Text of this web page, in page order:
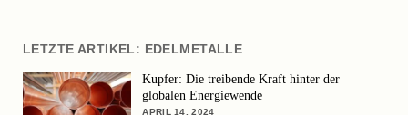
LETZTE ARTIKEL: EDELMETALLE
Kupfer: Die treibende Kraft hinter der
globalen Energiewende
APRIL 14, 2024